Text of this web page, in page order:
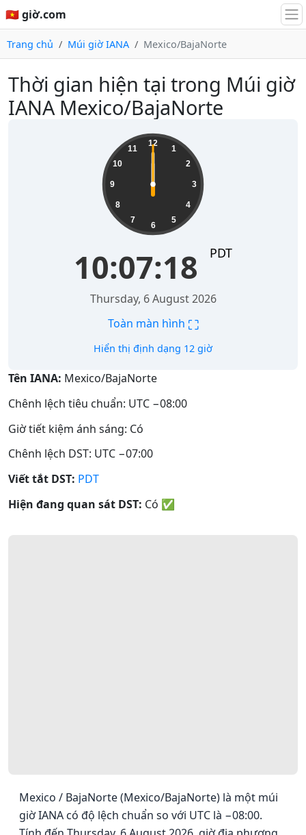
🇻🇳 giờ.com
Trang chủ Múi giờ IANA Mexico/BajaNorte
Thời gian hiện tại trong Múi giờ
IANA Mexico/BajaNorte
12
1
2
3
4
5
6
7
8
9
10
11
10:07:18 PDT
Thursday, 6 August 2026
Toàn màn hình ⛶
Hiển thị định dạng 12 giờ
Tên IANA: Mexico/BajaNorte
Chênh lệch tiêu chuẩn: UTC −08:00
Giờ tiết kiệm ánh sáng: Có
Chênh lệch DST: UTC −07:00
Viết tắt DST: PDT
Hiện đang quan sát DST: Có ✅
Mexico / BajaNorte (Mexico/BajaNorte) là một múi
giờ IANA có độ lệch chuẩn so với UTC là −08:00.